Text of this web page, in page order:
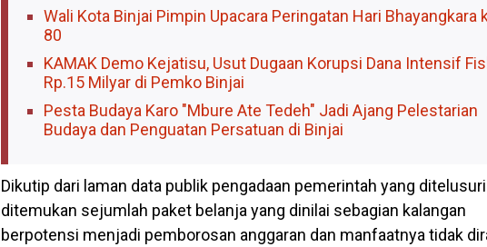
Wali Kota Binjai Pimpin Upacara Peringatan Hari Bhayangkara
80
KAMAK Demo Kejatisu, Usut Dugaan Korupsi Dana Intensif
Rp.15 Milyar di Pemko Binjai
Pesta Budaya Karo "Mbure Ate Tedeh" Jadi Ajang Pelestarian
Budaya dan Penguatan Persatuan di Binjai
Dikutip dari laman data publik pengadaan pemerintah yang ditelusuri
ditemukan sejumlah paket belanja yang dinilai sebagian kalangan
berpotensi menjadi pemborosan anggaran dan manfaatnya tidak